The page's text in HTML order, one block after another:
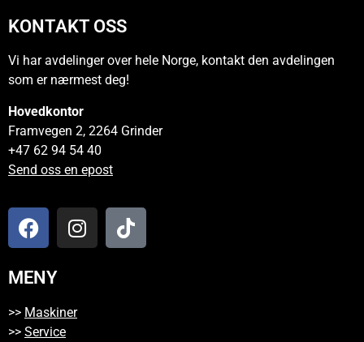
KONTAKT OSS
Vi har avdelinger over hele Norge, kontakt den avdelingen
som er nærmest deg!
Hovedkontor
Framvegen 2, 2264 Grinder
+47 62 94 54 40
Send oss en epost
MENY
>> Maskiner
>> Service